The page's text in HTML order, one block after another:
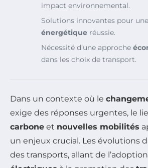
impact environnemental.
Solutions innovantes pour une
énergétique réussie.
Nécessité d’une approche
dans les choix de transport.
Dans un contexte où le
exige des réponses urgentes, le
carbone et nouvelles mobilités
un enjeux crucial. Les évolutions
des transports, allant de